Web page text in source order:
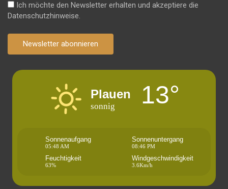
Ich möchte den Newsletter erhalten und akzeptiere die
Datenschutzhinweise.
Newsletter abonnieren
Plauen
sonnig 13°
Sonnenaufgang
05:48 AM
Sonnenuntergang
08:46 PM
Feuchtigkeit
63%
Windgeschwindigkeit
3.6Km/h